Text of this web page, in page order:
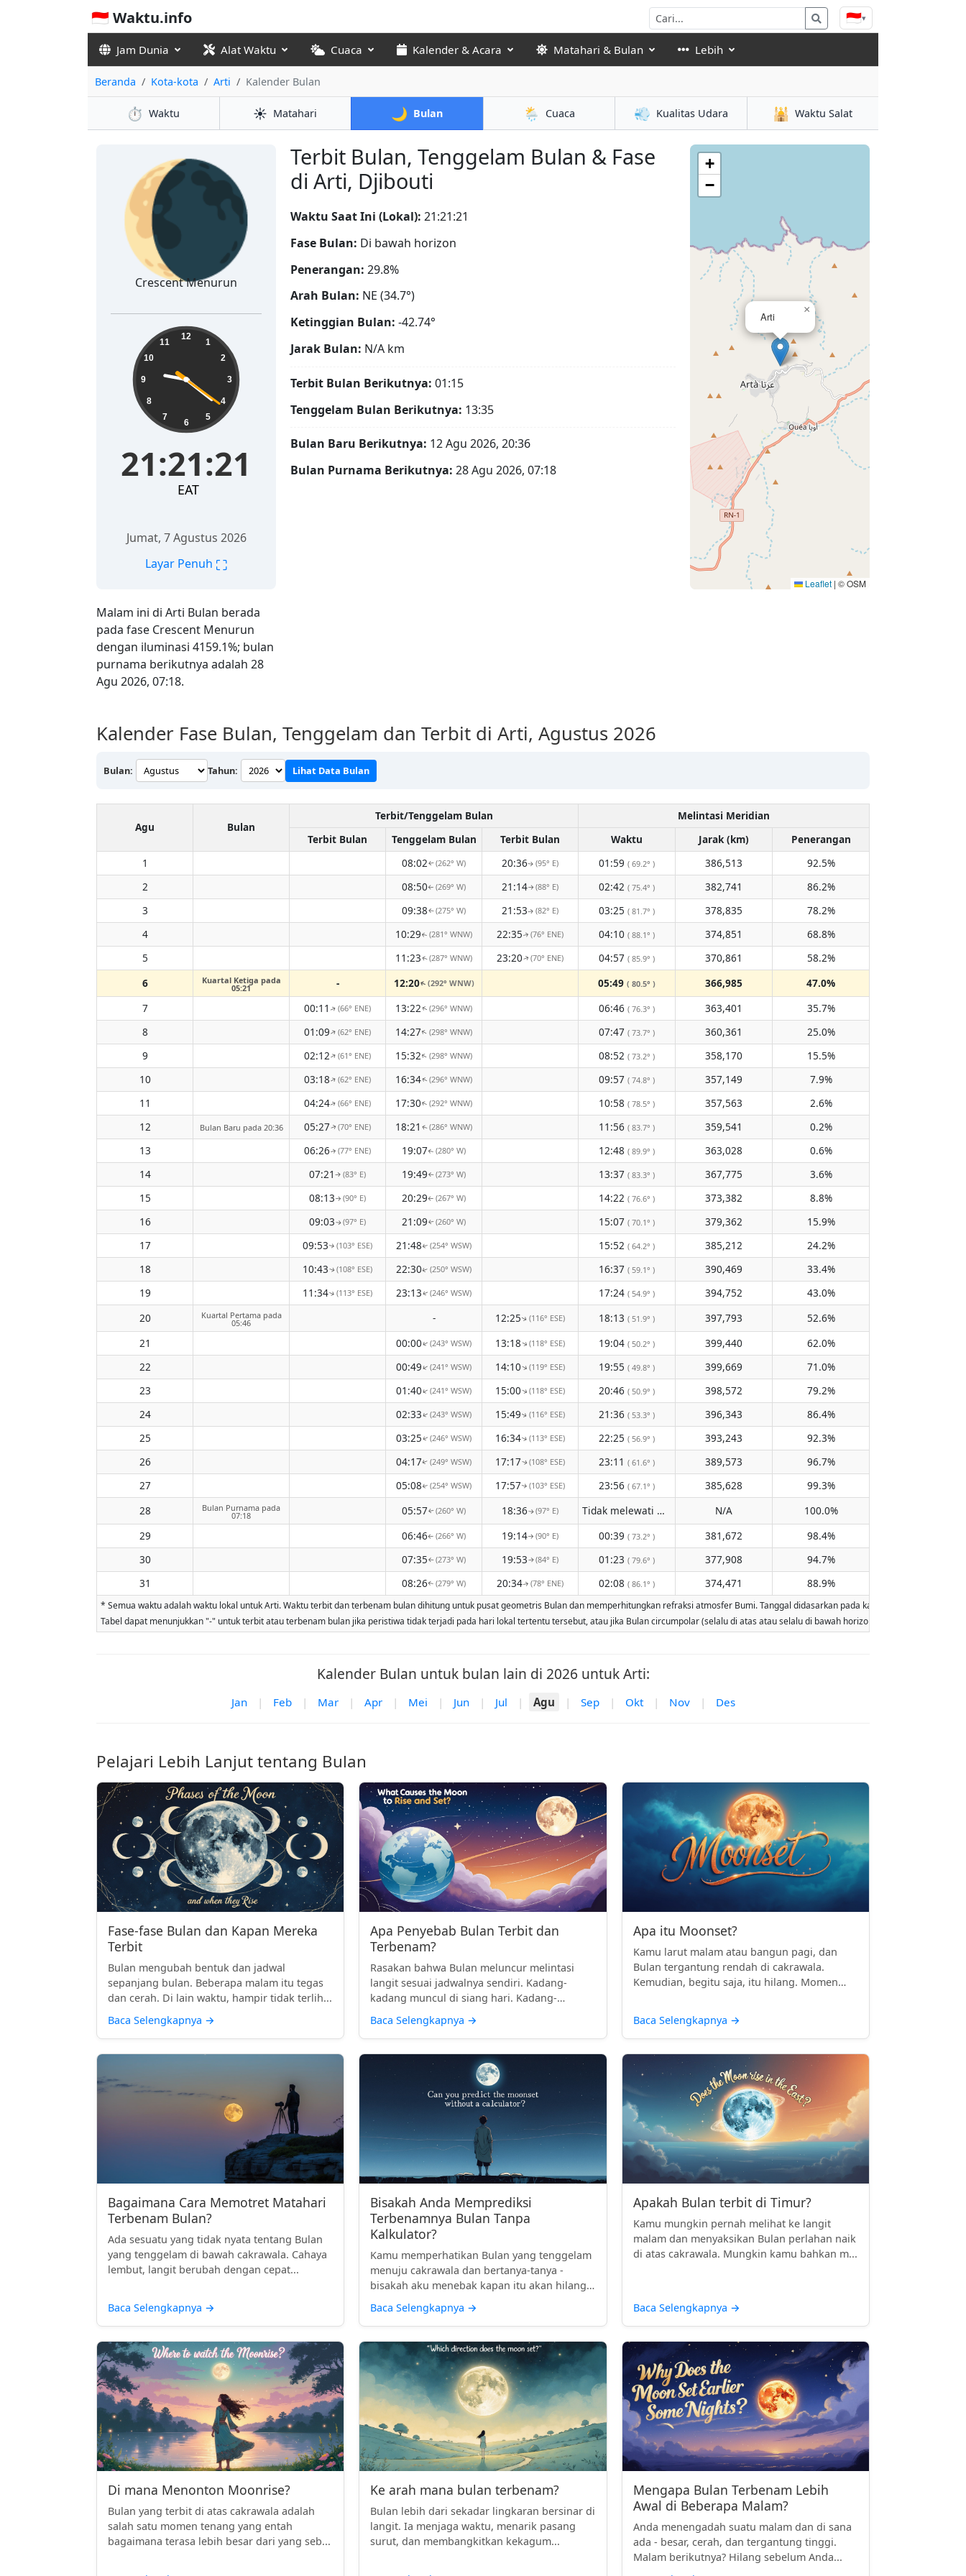
🇮🇩 Waktu.info 🇮🇩▾
Jam Dunia Alat Waktu Cuaca Kalender & Acara Matahari & Bulan Lebih
Beranda Kota-kota Arti Kalender Bulan
⏱️ Waktu ☀️ Matahari 🌙 Bulan 🌦️ Cuaca 💨 Kualitas Udara 🕌 Waktu Salat
Terbit Bulan, Tenggelam Bulan & Fase
di Arti, Djibouti
Malam ini di Arti Bulan berada
pada fase Crescent Menurun
dengan iluminasi 4159.1%; bulan
purnama berikutnya adalah 28
Agu 2026, 07:18.
🌘
Crescent Menurun
21:21:22 12
1
2
3
4
5
6
7
8
9
10
11
21:21:22
EAT
Jumat, 7 Agustus 2026
Layar Penuh ⛶
Waktu Saat Ini (Lokal): 21:21:22
Fase Bulan: Di bawah horizon
Penerangan: 29.8%
Arah Bulan: NE (34.7°)
Ketinggian Bulan: -42.74°
Jarak Bulan: N/A km
Terbit Bulan Berikutnya: 01:15
Tenggelam Bulan Berikutnya: 13:35
Bulan Baru Berikutnya: 12 Agu 2026, 20:36
Bulan Purnama Berikutnya: 28 Agu 2026, 07:18
Arti
×
+
−
Leaflet | © OSM
Kalender Fase Bulan, Tenggelam dan Terbit di Arti, Agustus 2026
Bulan: Tahun: Lihat Data Bulan
Agu Bulan
Terbit/Tenggelam Bulan
Melintasi Meridian
Terbit Bulan
Tenggelam Bulan Terbit Bulan Waktu Jarak (km)
Penerangan
1
08:02↑(262° W) 20:36↑(95° E) 01:59 ( 69.2° ) 386,513
92.5%
2
08:50↑(269° W) 21:14↑(88° E) 02:42 ( 75.4° ) 382,741
86.2%
3
09:38↑(275° W) 21:53↑(82° E) 03:25 ( 81.7° ) 378,835
78.2%
4
10:29↑(281° WNW) 22:35↑(76° ENE) 04:10 ( 88.1° ) 374,851
68.8%
5
11:23↑(287° WNW) 23:20↑(70° ENE) 04:57 ( 85.9° ) 370,861
58.2%
6
Kuartal Ketiga pada
05:21 - 12:20↑(292° WNW) 05:49 ( 80.5° ) 366,985
47.0%
7
00:11 ↑(66° ENE) 13:22↑(296° WNW) 06:46 ( 76.3° ) 363,401
35.7%
8
01:09↑(62° ENE) 14:27↑(298° WNW) 07:47 ( 73.7° ) 360,361
25.0%
9
02:12↑(61° ENE) 15:32↑(298° WNW) 08:52 ( 73.2° ) 358,170
15.5%
10
03:18↑(62° ENE) 16:34↑(296° WNW) 09:57 ( 74.8° ) 357,149
7.9%
11
04:24↑(66° ENE) 17:30↑(292° WNW) 10:58 ( 78.5° ) 357,563
2.6%
12
Bulan Baru pada 20:36 05:27↑(70° ENE) 18:21 ↑(286° WNW) 11:56 ( 83.7° ) 359,541
0.2%
13
06:26↑(77° ENE) 19:07↑(280° W) 12:48 ( 89.9° ) 363,028
0.6%
14
07:21 ↑(83° E) 19:49↑(273° W) 13:37 ( 83.3° ) 367,775
3.6%
15
08:13↑ (90° E) 20:29↑(267° W) 14:22 ( 76.6° ) 373,382
8.8%
16
09:03↑(97° E) 21:09↑(260° W) 15:07 ( 70.1° ) 379,362
15.9%
17
09:53↑(103° ESE) 21:48↑(254° WSW) 15:52 ( 64.2° ) 385,212
24.2%
18
10:43↑(108° ESE) 22:30↑(250° WSW) 16:37 ( 59.1° ) 390,469
33.4%
19
11:34↑(113° ESE) 23:13↑(246° WSW) 17:24 ( 54.9° ) 394,752
43.0%
20
Kuartal Pertama pada
05:46 - 12:25↑(116° ESE) 18:13 ( 51.9° ) 397,793
52.6%
21
00:00↑(243° WSW) 13:18↑(118° ESE) 19:04 ( 50.2° ) 399,440
62.0%
22
00:49↑(241° WSW) 14:10↑(119° ESE) 19:55 ( 49.8° ) 399,669
71.0%
23
01:40↑(241° WSW) 15:00↑(118° ESE) 20:46 ( 50.9° ) 398,572
79.2%
24
02:33↑(243° WSW) 15:49↑(116° ESE) 21:36 ( 53.3° ) 396,343
86.4%
25
03:25↑(246° WSW) 16:34↑(113° ESE) 22:25 ( 56.9° ) 393,243
92.3%
26
04:17↑(249° WSW) 17:17↑(108° ESE) 23:11 ( 61.6° ) 389,573
96.7%
27
05:08↑(254° WSW) 17:57↑(103° ESE) 23:56 ( 67.1° ) 385,628
99.3%
28
Bulan Purnama pada
07:18 05:57↑(260° W) 18:36↑(97° E) Tidak melewati meridian ( N/A )N/A
100.0%
29
06:46↑(266° W) 19:14↑ (90° E) 00:39 ( 73.2° ) 381,672
98.4%
30
07:35↑(273° W) 19:53↑(84° E) 01:23 ( 79.6° ) 377,908
94.7%
31
08:26↑(279° W) 20:34↑(78° ENE) 02:08 ( 86.1° ) 374,471 88.9%
* Semua waktu adalah waktu lokal untuk Arti. Waktu terbit dan terbenam bulan dihitung untuk pusat geometris Bulan dan memperhitungkan refraksi atmosfer Bumi. Tanggal didasarkan pada kalender Gregorian.
Tabel dapat menunjukkan "-" untuk terbit atau terbenam bulan jika peristiwa tidak terjadi pada hari lokal tertentu tersebut, atau jika Bulan circumpolar (selalu di atas atau selalu di bawah horizon). Dua terbit atau
Kalender Bulan untuk bulan lain di 2026 untuk Arti:
Jan | Feb | Mar | Apr | Mei | Jun | Jul | Agu | Sep | Okt | Nov | Des
Pelajari Lebih Lanjut tentang Bulan
Fase-fase Bulan dan Kapan Mereka
Terbit
Bulan mengubah bentuk dan jadwal
sepanjang bulan. Beberapa malam itu tegas
dan cerah. Di lain waktu, hampir tidak terlih...
Baca Selengkapnya →
Apa Penyebab Bulan Terbit dan
Terbenam?
Rasakan bahwa Bulan meluncur melintasi
langit sesuai jadwalnya sendiri. Kadang-
kadang muncul di siang hari. Kadang-
kadan...
Baca Selengkapnya →
Apa itu Moonset?
Kamu larut malam atau bangun pagi, dan
Bulan tergantung rendah di cakrawala.
Kemudian, begitu saja, itu hilang. Momen
Baca Selengkapnya →
Bagaimana Cara Memotret Matahari
Terbenam Bulan?
Ada sesuatu yang tidak nyata tentang Bulan
yang tenggelam di bawah cakrawala. Cahaya
lembut, langit berubah dengan cepat...
Baca Selengkapnya →
Bisakah Anda Memprediksi
Terbenamnya Bulan Tanpa
Kalkulator?
Kamu memperhatikan Bulan yang tenggelam
menuju cakrawala dan bertanya-tanya -
bisakah aku menebak kapan itu akan hilang
Baca Selengkapnya →
Apakah Bulan terbit di Timur?
Kamu mungkin pernah melihat ke langit
malam dan menyaksikan Bulan perlahan naik
di atas cakrawala. Mungkin kamu bahkan m...
Baca Selengkapnya →
Di mana Menonton Moonrise?
Bulan yang terbit di atas cakrawala adalah
salah satu momen tenang yang entah
bagaimana terasa lebih besar dari yang seb...
Ke arah mana bulan terbenam?
Bulan lebih dari sekadar lingkaran bersinar di
langit. Ia menjaga waktu, menarik pasang
surut, dan membangkitkan kekagum...
Mengapa Bulan Terbenam Lebih
Awal di Beberapa Malam?
Anda menengadah suatu malam dan di sana
ada - besar, cerah, dan tergantung tinggi.
Malam berikutnya? Hilang sebelum Anda...